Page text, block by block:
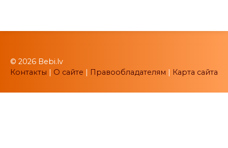
© 2026 Bebi.lv
Контакты | О сайте | Правообладателям | Карта сайта